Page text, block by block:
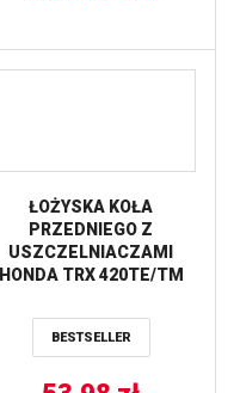
ŁOŻYSKA KOŁA
PRZEDNIEGO Z
USZCZELNIACZAMI
HONDA TRX 420TE/TM
’05-’06 ALL BALLS
BESTSELLER